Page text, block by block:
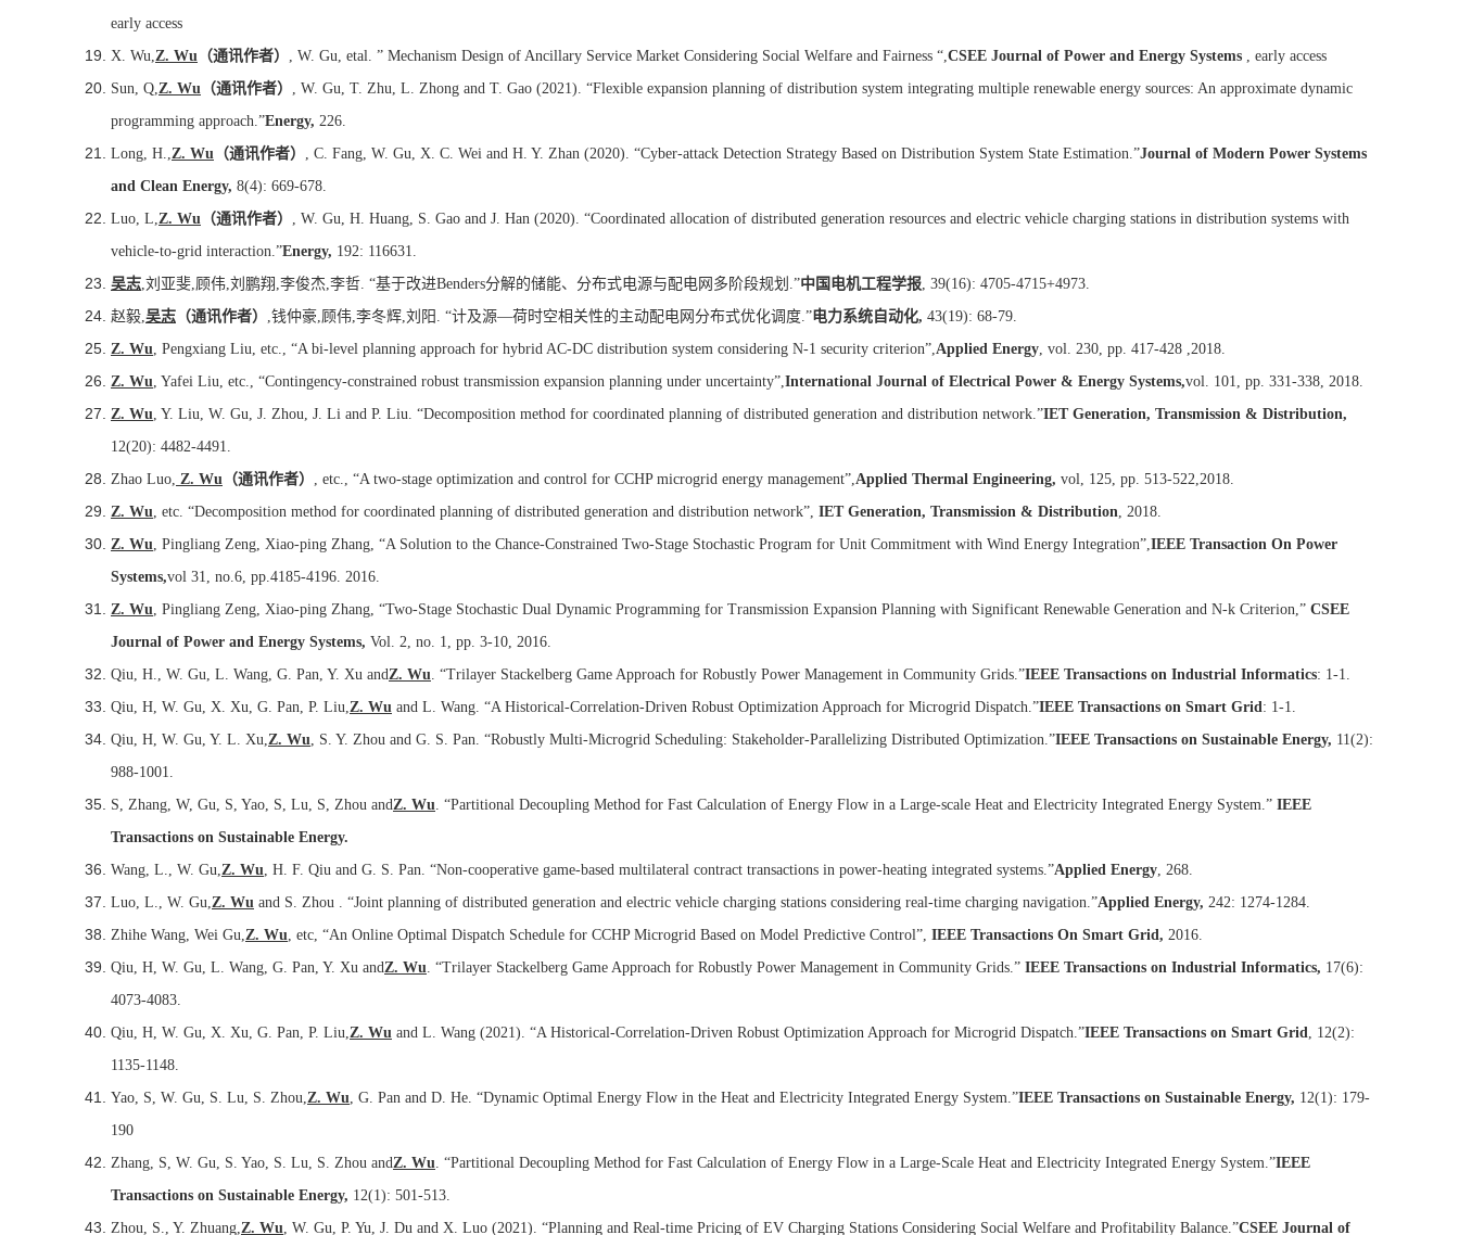
early access
X. Wu, Z. Wu （通讯作者） , W. Gu, etal. ” Mechanism Design of Ancillary Service Market Considering Social Welfare and Fairness “, CSEE Journal of Power and Energy Systems , early access
Sun, Q, Z. Wu （通讯作者）
, W. Gu, T. Zhu, L. Zhong and T. Gao (2021). “Flexible expansion planning of distribution system integrating multiple renewable energy sources: An approximate dynamic
programming approach.”Energy, 226.
Long, H., Z. Wu （通讯作者） , C. Fang, W. Gu, X. C. Wei and H. Y. Zhan (2020). “Cyber-attack Detection Strategy Based on Distribution System State Estimation.”Journal of Modern Power Systems
and Clean Energy, 8(4): 669-678.
Luo, L, Z. Wu （通讯作者）
, W. Gu, H. Huang, S. Gao and J. Han (2020). “Coordinated allocation of distributed generation resources and electric vehicle charging stations in distribution systems with
vehicle-to-grid interaction.”Energy, 192: 116631.
吴志 刘亚斐 顾伟 刘鹏翔 李俊杰 李哲 . “基于改进Benders分解的储能、分布式电源与配电网多阶段规划 .”中国电机工程学报 , 39(16): 4705-4715+4973.
赵毅 吴志 （通讯作者） 钱仲豪 顾伟 李冬辉 刘阳 . “计及源—荷时空相关性的主动配电网分布式优化调度 .” 电力系统自动化, 43(19): 68-79.
Z. Wu , Pengxiang Liu, etc., “A bi-level planning approach for hybrid AC-DC distribution system considering N-1 security criterion”, Applied Energy , vol. 230, pp. 417-428 ,2018.
Z. Wu , Yafei Liu, etc., “Contingency-constrained robust transmission expansion planning under uncertainty”, International Journal of Electrical Power & Energy Systems,vol. 101, pp. 331-338, 2018.
Z. Wu , Y. Liu, W. Gu, J. Zhou, J. Li and P. Liu. “Decomposition method for coordinated planning of distributed generation and distribution network.”IET Generation, Transmission & Distribution,
12(20): 4482-4491.
Zhao Luo, Z. Wu （通讯作者） , etc., “A two-stage optimization and control for CCHP microgrid energy management”, Applied Thermal Engineering, vol, 125, pp. 513-522,2018.
Z. Wu , etc. “Decomposition method for coordinated planning of distributed generation and distribution network”, IET Generation, Transmission & Distribution , 2018.
Z. Wu , Pingliang Zeng, Xiao-ping Zhang, “A Solution to the Chance-Constrained Two-Stage Stochastic Program for Unit Commitment with Wind Energy Integration”, IEEE Transaction On Power
Systems,vol 31, no.6, pp.4185-4196. 2016.
Z. Wu , Pingliang Zeng, Xiao-ping Zhang, “Two-Stage Stochastic Dual Dynamic Programming for Transmission Expansion Planning with Significant Renewable Generation and N-k Criterion,” CSEE
Journal of Power and Energy Systems, Vol. 2, no. 1, pp. 3-10, 2016.
Qiu, H., W. Gu, L. Wang, G. Pan, Y. Xu and Z. Wu . “Trilayer Stackelberg Game Approach for Robustly Power Management in Community Grids.”IEEE Transactions on Industrial Informatics: 1-1.
Qiu, H, W. Gu, X. Xu, G. Pan, P. Liu, Z. Wu and L. Wang. “A Historical-Correlation-Driven Robust Optimization Approach for Microgrid Dispatch.”IEEE Transactions on Smart Grid : 1-1.
Qiu, H, W. Gu, Y. L. Xu, Z. Wu , S. Y. Zhou and G. S. Pan. “Robustly Multi-Microgrid Scheduling: Stakeholder-Parallelizing Distributed Optimization.”IEEE Transactions on Sustainable Energy, 11(2):
988-1001.
S, Zhang, W, Gu, S, Yao, S, Lu, S, Zhou and Z. Wu . “Partitional Decoupling Method for Fast Calculation of Energy Flow in a Large-scale Heat and Electricity Integrated Energy System.” IEEE
Transactions on Sustainable Energy.
Wang, L., W. Gu, Z. Wu , H. F. Qiu and G. S. Pan. “Non-cooperative game-based multilateral contract transactions in power-heating integrated systems.”Applied Energy , 268.
Luo, L., W. Gu, Z. Wu and S. Zhou . “Joint planning of distributed generation and electric vehicle charging stations considering real-time charging navigation.”Applied Energy, 242: 1274-1284.
Zhihe Wang, Wei Gu, Z. Wu , etc, “An Online Optimal Dispatch Schedule for CCHP Microgrid Based on Model Predictive Control”, IEEE Transactions On Smart Grid, 2016.
Qiu, H, W. Gu, L. Wang, G. Pan, Y. Xu and Z. Wu . “Trilayer Stackelberg Game Approach for Robustly Power Management in Community Grids.” IEEE Transactions on Industrial Informatics, 17(6):
4073-4083.
Qiu, H, W. Gu, X. Xu, G. Pan, P. Liu, Z. Wu and L. Wang (2021). “A Historical-Correlation-Driven Robust Optimization Approach for Microgrid Dispatch.”IEEE Transactions on Smart Grid
, 12(2):
1135-1148.
Yao, S, W. Gu, S. Lu, S. Zhou, Z. Wu , G. Pan and D. He. “Dynamic Optimal Energy Flow in the Heat and Electricity Integrated Energy System.”IEEE Transactions on Sustainable Energy, 12(1): 179-
190
Zhang, S, W. Gu, S. Yao, S. Lu, S. Zhou and Z. Wu . “Partitional Decoupling Method for Fast Calculation of Energy Flow in a Large-Scale Heat and Electricity Integrated Energy System.”IEEE
Transactions on Sustainable Energy, 12(1): 501-513.
Zhou, S., Y. Zhuang, Z. Wu , W. Gu, P. Yu, J. Du and X. Luo (2021). “Planning and Real-time Pricing of EV Charging Stations Considering Social Welfare and Profitability Balance.”CSEE Journal of